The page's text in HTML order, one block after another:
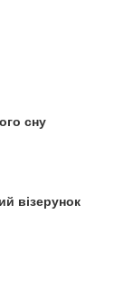
сну
візерунок